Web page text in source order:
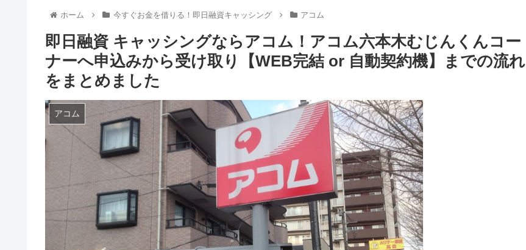
ドを紹介
ホーム 今すぐお金を借りる！即日融資キャッシング アコム
即日融資 キャッシングならアコム！アコム六本木むじんくんコー
ナーへ申込みから受け取り【WEB完結 or 自動契約機】までの流れ
をまとめました
アコム